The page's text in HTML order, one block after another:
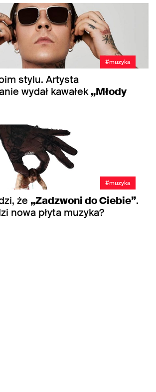
#muzyka
stylu. Artysta
wydał kawałek„Młody
#muzyka
że „Zadzwoni do Ciebie”.
nowa płyta muzyka?